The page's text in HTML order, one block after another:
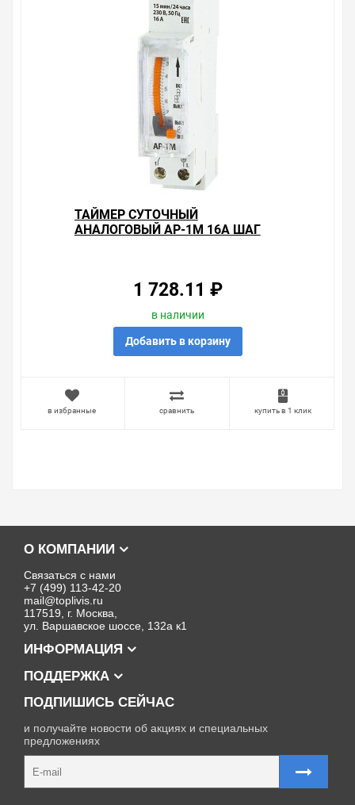
ТАЙМЕР СУТОЧНЫЙ
АНАЛОГОВЫЙ АР-1М 16А ШАГ
1 728.11 ₽
в наличии
Добавить в корзину
в избранные сравнить купить в 1 клик
О КОМПАНИИ
Связаться с нами
+7 (499) 113-42-20
mail@toplivis.ru
117519, г. Москва,
ул. Варшавское шоссе, 132а к1
ИНФОРМАЦИЯ
ПОДДЕРЖКА
ПОДПИШИСЬ СЕЙЧАС
и получайте новости об акциях и специальных
предложениях